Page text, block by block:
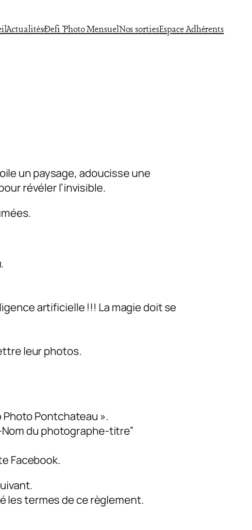
ActualitésDefi Photo MensuelNos sortiesEspace Adhérents
un paysage, adoucisse une
révéler l’invisible.
artificielle !!! La magie doit se
leur photos.
Pontchateau ».
du photographe-titre”
Facebook.
les termes de ce règlement.